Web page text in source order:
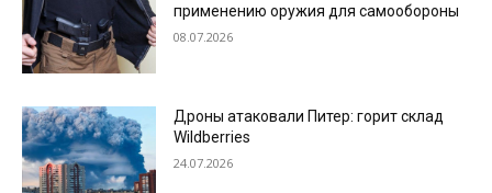
применению оружия для самообороны
08.07.2026
Дроны атаковали Питер: горит склад
Wildberries
24.07.2026